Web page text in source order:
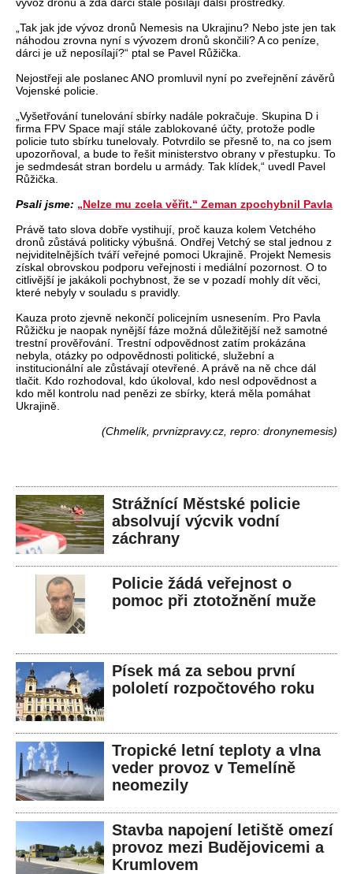
„Tak jak jde vývoz dronů Nemesis na Ukrajinu? Nebo jste jen tak
náhodou zrovna nyní s vývozem dronů skončili? A co peníze,
dárci je už neposílají?“ ptal se Pavel Růžička.
Nejostřeji ale poslanec ANO promluvil nyní po zveřejnění závěrů
Vojenské policie.
„Vyšetřování tunelování sbírky nadále pokračuje. Skupina D i
firma FPV Space mají stále zablokované účty, protože podle
policie tuto sbírku tunelovaly. Potvrdilo se přesně to, na co jsem
upozorňoval, a bude to řešit ministerstvo obrany v přestupku. To
je sedmdesát stran bordelu u armády. Tak klídek,“ uvedl Pavel
Růžička.
Psali jsme: „Nelze mu zcela věřit.“ Zeman zpochybnil Pavla
Právě tato slova dobře vystihují, proč kauza kolem Vetchého
dronů zůstává politicky výbušná. Ondřej Vetchý se stal jednou z
nejviditelnějších tváří veřejné pomoci Ukrajině. Projekt Nemesis
získal obrovskou podporu veřejnosti i mediální pozornost. O to
citlivější je jakákoli pochybnost, že se v pozadí mohly dít věci,
které nebyly v souladu s pravidly.
Kauza proto zjevně nekončí policejním usnesením. Pro Pavla
Růžičku je naopak nynější fáze možná důležitější než samotné
trestní prověřování. Trestní odpovědnost zatím prokázána
nebyla, otázky po odpovědnosti politické, služební a
institucionální ale zůstávají otevřené. A právě na ně chce dál
tlačit. Kdo rozhodoval, kdo úkoloval, kdo nesl odpovědnost a
kdo měl kontrolu nad penězi ze sbírky, která měla pomáhat
Ukrajině.
(Chmelík, prvnizpravy.cz, repro: dronynemesis)
Strážnící Městské policie
absolvují výcvik vodní
záchrany
Policie žádá veřejnost o
pomoc při ztotožnění muže
Písek má za sebou první
pololetí rozpočtového roku
Tropické letní teploty a vlna
veder provoz v Temelíně
neomezily
Stavba napojení letiště omezí
provoz mezi Budějovicemi a
Krumlovem